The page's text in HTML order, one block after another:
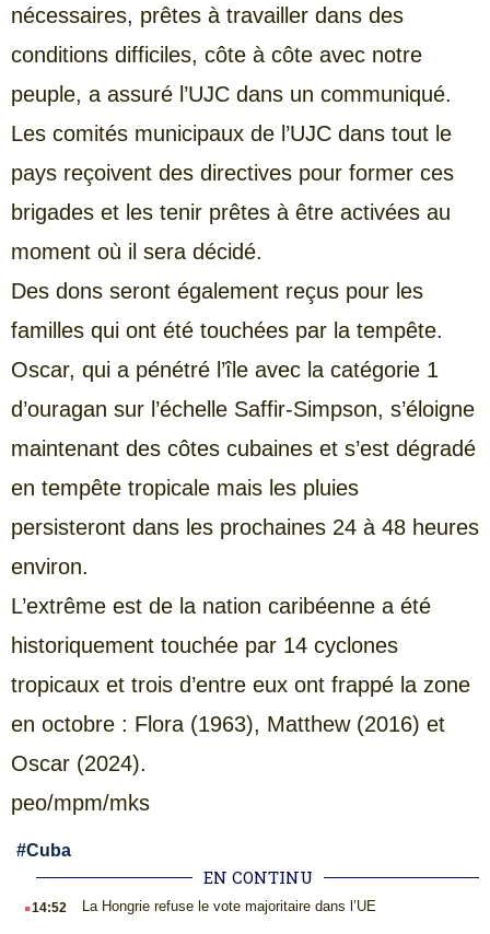
nécessaires, prêtes à travailler dans des
conditions difficiles, côte à côte avec notre
peuple, a assuré l’UJC dans un communiqué.
Les comités municipaux de l’UJC dans tout le
pays reçoivent des directives pour former ces
brigades et les tenir prêtes à être activées au
moment où il sera décidé.
Des dons seront également reçus pour les
familles qui ont été touchées par la tempête.
Oscar, qui a pénétré l’île avec la catégorie 1
d’ouragan sur l’échelle Saffir-Simpson, s’éloigne
maintenant des côtes cubaines et s’est dégradé
en tempête tropicale mais les pluies
persisteront dans les prochaines 24 à 48 heures
environ.
L’extrême est de la nation caribéenne a été
historiquement touchée par 14 cyclones
tropicaux et trois d’entre eux ont frappé la zone
en octobre : Flora (1963), Matthew (2016) et
Oscar (2024).
peo/mpm/mks
#Cuba
EN CONTINU
.14:52 La Hongrie refuse le vote majoritaire dans l’UE